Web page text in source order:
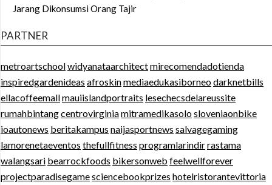
Jarang Dikonsumsi Orang Tajir
PARTNER
metroartschoolwidyanataarchitectmirecomendadotienda
inspiredgardenideas afroskinmediaedukasiborneodarknetbills
ellacoffeemallmauiislandportraits lesechecsdelareussite
rumahbintangcentrovirginiamitramedikasolosloveniaonbike
ioautonews beritakampus naijasportnews salvagegaming
lamorenetaeventos thefullfitness programlarindirrastama
walangsari bearrockfoods bikersonweb feelwellforever
projectparadisegamesciencebookprizes hotelristorantevittoria